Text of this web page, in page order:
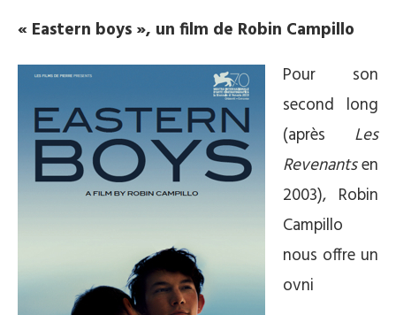
« Eastern boys », un film de Robin Campillo
Pour son
second long
(après Les
Revenantsen
2003), Robin
Campillo
nous offre un
ovni